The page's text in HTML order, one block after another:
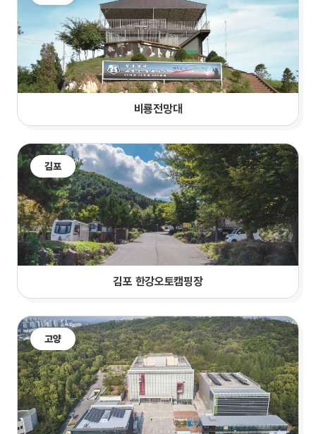
비룡전망대
김포
김포 한강오토캠핑장
고양